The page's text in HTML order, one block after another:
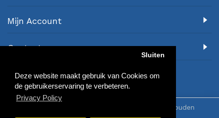
Deze website maakt gebruik van Cookies om
de gebruikerservaring te verbeteren.
Privacy Policy
Sluiten
Mijn Account
Contact
© 2018 Awa-Sports.nl - Alle rechten voorbehouden